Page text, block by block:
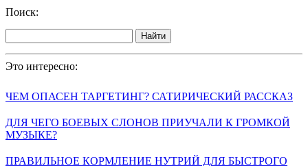
Поиск:
Найти
Это интересно:
ЧЕМ ОПАСЕН ТАРГЕТИНГ? САТИРИЧЕСКИЙ РАССКАЗ
ДЛЯ ЧЕГО БОЕВЫХ СЛОНОВ ПРИУЧАЛИ К ГРОМКОЙ
МУЗЫКЕ?
ПРАВИЛЬНОЕ КОРМЛЕНИЕ НУТРИЙ ДЛЯ БЫСТРОГО